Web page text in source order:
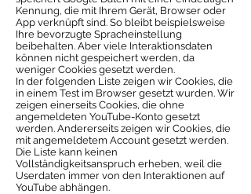
Kennung, die mit Ihrem Gerät, Browser oder
App verknüpft sind. So bleibt beispielsweise
Ihre bevorzugte Spracheinstellung
beibehalten. Aber viele Interaktionsdaten
können nicht gespeichert werden, da
weniger Cookies gesetzt werden.
In der folgenden Liste zeigen wir Cookies, die
in einem Test im Browser gesetzt wurden. Wir
zeigen einerseits Cookies, die ohne
angemeldeten YouTube-Konto gesetzt
werden. Andererseits zeigen wir Cookies, die
mit angemeldetem Account gesetzt werden.
Die Liste kann keinen
Vollständigkeitsanspruch erheben, weil die
Userdaten immer von den Interaktionen auf
YouTube abhängen.